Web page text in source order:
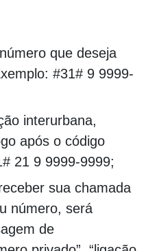
que deseja
#31# 9 9999-
interurbana,
após o código
21 9 9999-9999;
sua chamada
número, será
de